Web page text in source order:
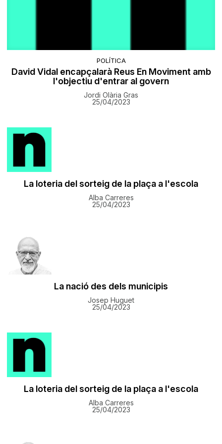
POLÍTICA
David Vidal encapçalarà Reus En Moviment amb
l'objectiu d'entrar al govern
Jordi Olària Gras
25/04/2023
La loteria del sorteig de la plaça a l'escola
Alba Carreres
25/04/2023
La nació des dels municipis
Josep Huguet
25/04/2023
La loteria del sorteig de la plaça a l'escola
Alba Carreres
25/04/2023